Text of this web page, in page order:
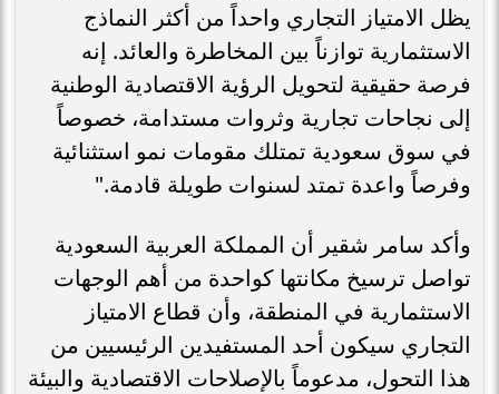
يظل الامتياز التجاري واحداً من أكثر النماذج
الاستثمارية توازناً بين المخاطرة والعائد. إنه
فرصة حقيقية لتحويل الرؤية الاقتصادية الوطنية
إلى نجاحات تجارية وثروات مستدامة، خصوصاً
في سوق سعودية تمتلك مقومات نمو استثنائية
وفرصاً واعدة تمتد لسنوات طويلة قادمة."
وأكد سامر شقير أن المملكة العربية السعودية
تواصل ترسيخ مكانتها كواحدة من أهم الوجهات
الاستثمارية في المنطقة، وأن قطاع الامتياز
التجاري سيكون أحد المستفيدين الرئيسيين من
هذا التحول، مدعوماً بالإصلاحات الاقتصادية والبيئة